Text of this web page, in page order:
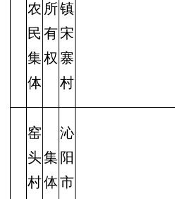
农
民
集
体
所
有
权
镇
宋
寨
村
窑
头
村
集
体
沁
阳
市